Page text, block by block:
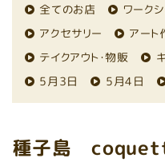
全てのお店 ワーク
アクセサリー
アート
テイクアウト・物販
5月3日
5月4日
種子島